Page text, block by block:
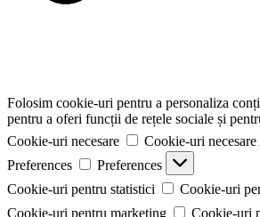
Folosim cookie-uri pentru a personaliza
pentru a oferi funcții de rețele sociale și
Cookie-uri necesare
Cookie-uri necesare
Preferences
Preferences
Cookie-uri pentru statistici
Cookie-uri
Cookie-uri pentru marketing
Cookie-uri